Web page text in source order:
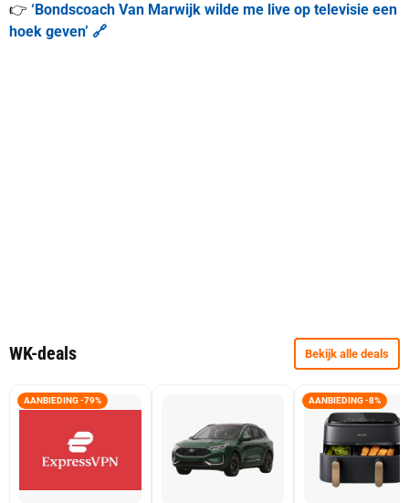
👉 ‘Bondscoach Van Marwijk wilde me live op televisie een
hoek geven’ 🔗
WK-deals Bekijk alle deals
AANBIEDING -79% AANBIEDING -8%